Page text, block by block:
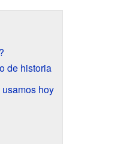
de historia
hoy